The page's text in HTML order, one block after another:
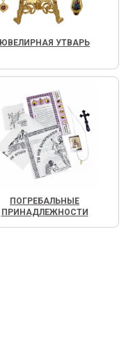
ЮВЕЛИРНАЯ УТВАРЬ
ПОГРЕБАЛЬНЫЕ
ПРИНАДЛЕЖНОСТИ